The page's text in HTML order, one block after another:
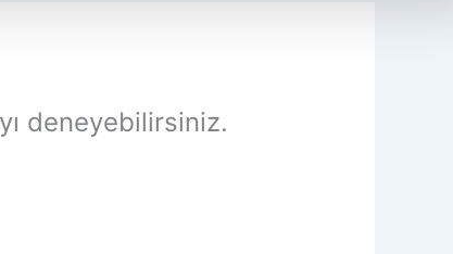
deneyebilirsiniz.